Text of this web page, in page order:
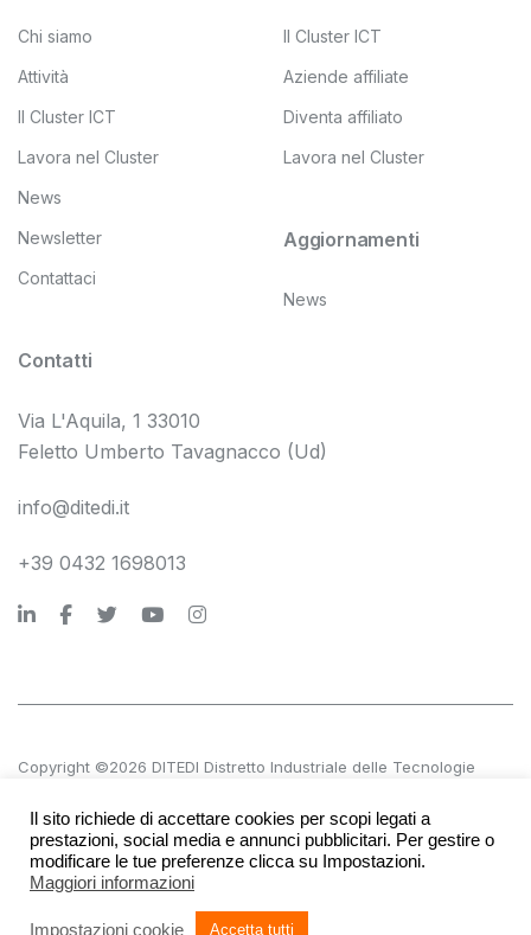
Chi siamo
Attività
Il Cluster ICT
Lavora nel Cluster
News
Newsletter
Contattaci
Il Cluster ICT
Aziende affiliate
Diventa affiliato
Lavora nel Cluster
Aggiornamenti
News
Contatti
Via L'Aquila, 1 33010
Feletto Umberto Tavagnacco (Ud)
info@ditedi.it
+39 0432 1698013
Copyright ©2026 DITEDI Distretto Industriale delle Tecnologie
P.IVA 02561380300 | REA UD 270601
Il sito richiede di accettare cookies per scopi legati a
prestazioni, social media e annunci pubblicitari. Per gestire o
modificare le tue preferenze clicca su Impostazioni.
Maggiori informazioni
Impostazioni cookie Accetta tutti